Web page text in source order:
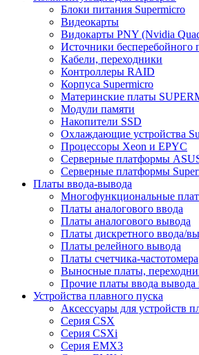
Блоки питания Supermicro
Видеокарты
Видокарты PNY (Nvidia
Источники бесперебойного
Кабели, переходники
Контроллеры RAID
Корпуса Supermicro
Материнские платы
Модули памяти
Накопители SSD
Охлаждающие устройства
Процессоры Xeon и EPYC
Серверные платформы
Серверные платформы
Платы ввода-вывода
Многофункциональные
Платы аналогового ввода
Платы аналогового вывода
Платы дискретного ввода/
Платы релейного вывода
Платы счетчика-частотомера
Выносные платы,
Прочие платы ввода вывода
Устройства плавного пуска
Аксессуары для устройств
Серия CSX
Серия CSXi
Серия EMX3